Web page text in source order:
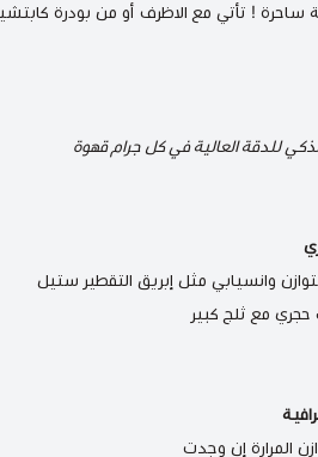
ساحرة ! تأتي مع الاظرف أو من بودرة
للدقة العالية في كل جرام قهوة
وانسيابي مثل إبريق التقطير ستيل
حجري مع ثلج كبير
المرارة إن وجدت